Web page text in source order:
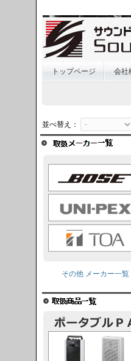
トップページ 会社
並べ替え：
その他 メーカー一覧